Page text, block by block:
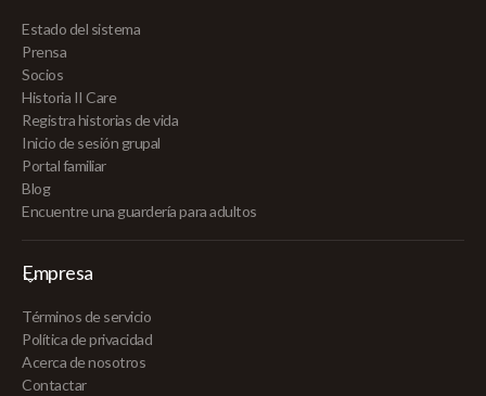
Estado del sistema
Prensa
Socios
Historia II Care
Registra historias de vida
Inicio de sesión grupal
Portal familiar
Blog
Encuentre una guardería para adultos
Empresa
Términos de servicio
Política de privacidad
Acerca de nosotros
Contactar